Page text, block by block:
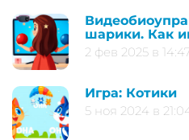
шарики. Как
2 фев 2025 в
Игра: Котики
5 ноя 2024 в